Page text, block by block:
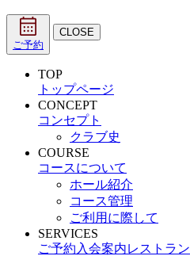
ご予約
CLOSE
TOP
トップページ
CONCEPT
コンセプト
クラブ史
COURSE
コースについて
ホール紹介
コース管理
ご利用に際して
SERVICES
ご予約 入会案内レストラン